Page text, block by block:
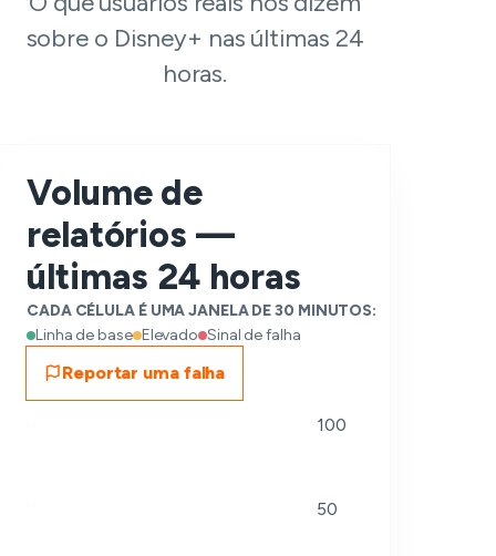
sobre o Disney+ nas últimas 24
horas.
Volume de
relatórios —
últimas 24 horas
CADA CÉLULA É UMA JANELA DE 30 MINUTOS:
Linha de base Elevado Sinal de falha
Reportar uma falha
100
50